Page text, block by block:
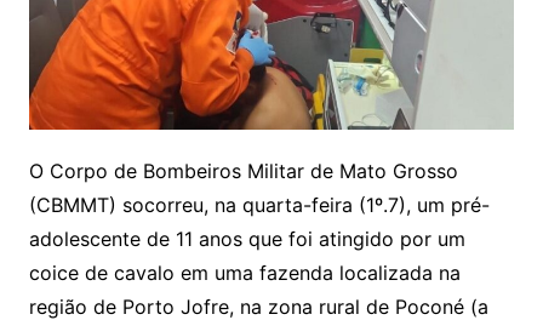
O Corpo de Bombeiros Militar de Mato Grosso
(CBMMT) socorreu, na quarta-feira (1º.7), um pré-
adolescente de 11 anos que foi atingido por um
coice de cavalo em uma fazenda localizada na
região de Porto Jofre, na zona rural de Poconé (a